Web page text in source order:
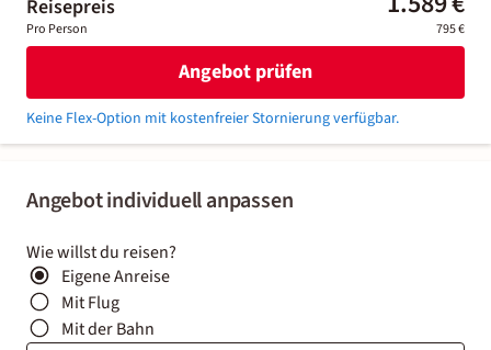
Angebot individuell anpassen
Wie willst du reisen?
Eigene Anreise
Mit Flug
Mit der Bahn
Reisepreis
Pro Person 795 €
Angebot prüfen
Keine Flex-Option mit kostenfreier Stornierung verfügbar.